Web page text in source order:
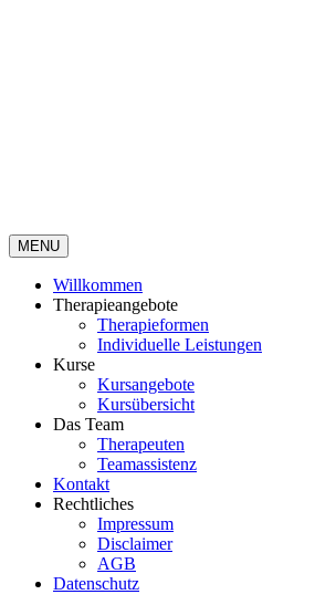
MENU
Willkommen
Therapieangebote
Therapieformen
Individuelle Leistungen
Kurse
Kursangebote
Kursübersicht
Das Team
Therapeuten
Teamassistenz
Kontakt
Rechtliches
Impressum
Disclaimer
AGB
Datenschutz